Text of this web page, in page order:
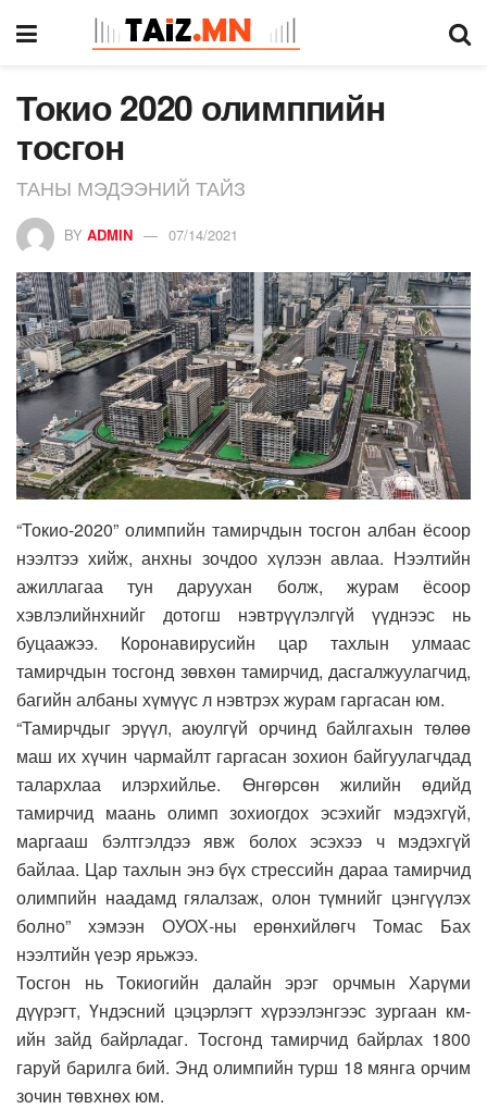
Токио 2020 олимппийн
тосгон
ТАНЫ МЭДЭЭНИЙ ТАЙЗ
BY ADMIN 07/14/2021
“Токио-2020” олимпийн тамирчдын тосгон албан ёсоор
нээлтээ хийж, анхны зочдоо хүлээн авлаа. Нээлтийн
ажиллагаа тун даруухан болж, журам ёсоор
хэвлэлийнхнийг дотогш нэвтрүүлэлгүй үүднээс нь
буцаажээ. Коронавирусийн цар тахлын улмаас
тамирчдын тосгонд зөвхөн тамирчид, дасгалжуулагчид,
багийн албаны хүмүүс л нэвтрэх журам гаргасан юм.
“Тамирчдыг эрүүл, аюулгүй орчинд байлгахын төлөө
маш их хүчин чармайлт гаргасан зохион байгуулагчдад
талархлаа илэрхийлье. Өнгөрсөн жилийн өдийд
тамирчид маань олимп зохиогдох эсэхийг мэдэхгүй,
маргааш бэлтгэлдээ явж болох эсэхээ ч мэдэхгүй
байлаа. Цар тахлын энэ бүх стрессийн дараа тамирчид
олимпийн наадамд гялалзаж, олон түмнийг цэнгүүлэх
болно” хэмээн ОУОХ-ны ерөнхийлөгч Томас Бах
нээлтийн үеэр ярьжээ.
Тосгон нь Токиогийн далайн эрэг орчмын Харүми
дүүрэгт, Үндэсний цэцэрлэгт хүрээлэнгээс зургаан км-
ийн зайд байрладаг. Тосгонд тамирчид байрлах 1800
гаруй барилга бий. Энд олимпийн турш 18 мянга орчим
зочин төвхнөх юм.